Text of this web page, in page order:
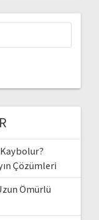
Çözümleri
Ömürlü